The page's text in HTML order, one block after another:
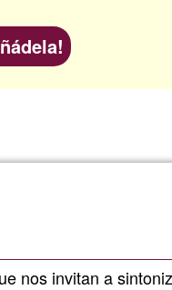
nos invitan a